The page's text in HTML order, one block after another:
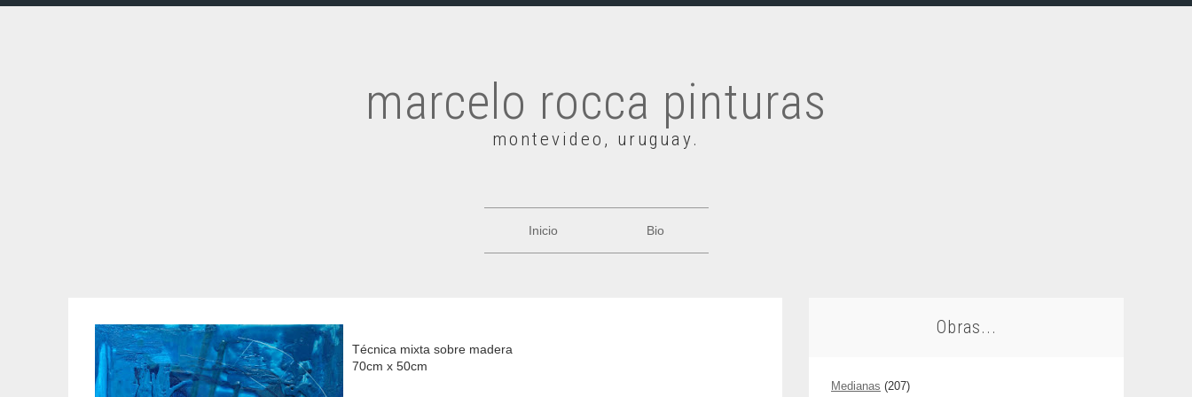
marcelo rocca pinturas
montevideo, uruguay.
Inicio Bio
Técnica mixta sobre madera
70cm x 50cm
Obras...
Medianas (207)